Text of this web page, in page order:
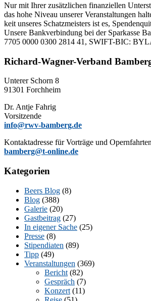
Nur mit Ih­rer zu­sätz­li­chen fi­nan­zi­el­len
das hohe Ni­veau un­se­rer Ver­an­stal­tun­gen
keit un­se­res Schatz­meis­ters ist es,
Un­se­re Bank­ver­bin­dung bei der Spar­kas­se
7705 0000 0300 2814 41, SWIFT-BIC:
Richard-Wagner-Verband
Un­te­rer Schorn 8
91301 Forchheim
Dr. Ant­je Fahrig
Vorsitzende
info@rwv-bamberg.de
Kon­takt­adres­se für Vor­trä­ge und
bamberg@t-online.de
Kategorien
Beers Blog (8)
Blog (388)
Galerie (20)
Gastbeitrag (27)
In eigener Sache (25)
Presse (8)
Stipendiaten (89)
Tipp (49)
Veranstaltungen (369)
Bericht (82)
Gespräch (7)
Konzert (11)